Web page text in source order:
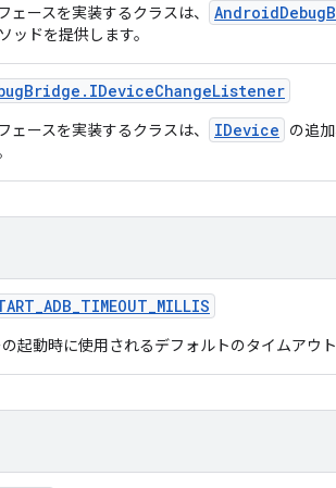
ェースを実装するクラスは、
ッドを提供します。
Bridge . IDeviceChangeListener
ェースを実装するクラスは、 IDevice
の追
_ADB_TIMEOUT_MILLIS
起動時に使用されるデフォルトのタイムアウト